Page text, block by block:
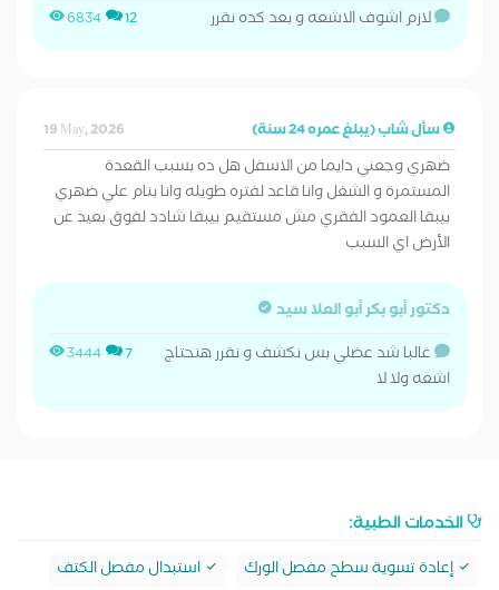
6834 12 لازم اشوف الاشعه و بعد كده نقرر
سأل شاب (يبلغ عمره 24 سنة) 19 May, 2026
ضهري وجعني دايما من الاسفل هل ده بسبب القعدة
المستمرة و الشغل وانا قاعد لفتره طويله وانا بنام علي ضهري
بيبقا العمود الفقري مش مستقيم بيبقا شادد لفوق بعيد عن
الأرض اي السبب
دكتور أبو بكر أبو العلا سيد
3444 7
غالبا شد عضلي بس نكشف و نقرر هنحتاج
اشعه ولا لا
الخدمات الطبية:
إعادة تسوية سطح مفصل الورك
استبدال مفصل الكتف